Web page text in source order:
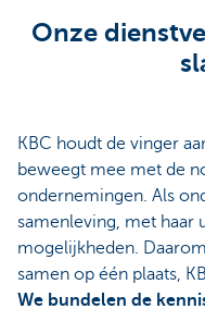
Onze
KBC houdt de vinger
beweegt mee met de
ondernemingen. Als
samenleving, met haar
mogelijkheden.
samen op één plaats,
We bundelen de